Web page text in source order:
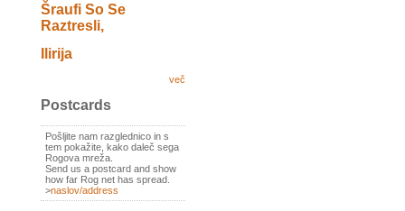
Šraufi So Se
Raztresli,
Ilirija
več
Postcards
Pošljite nam razglednico in s
tem pokažite, kako daleč sega
Rogova mreža.
Send us a postcard and show
how far Rog net has spread.
>naslov/address